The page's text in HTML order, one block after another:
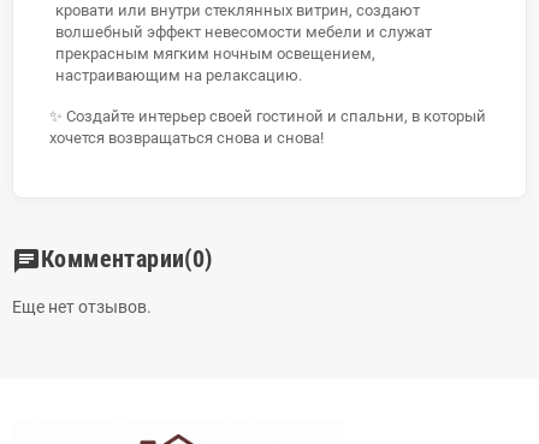
кровати или внутри стеклянных витрин, создают
волшебный эффект невесомости мебели и служат
прекрасным мягким ночным освещением,
настраивающим на релаксацию.
✨ Создайте интерьер своей гостиной и спальни, в который
хочется возвращаться снова и снова!
chatКомментарии(0)
Еще нет отзывов.